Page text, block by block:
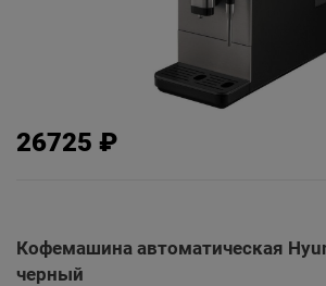
26725 ₽
Кофемашина автоматическая
черный